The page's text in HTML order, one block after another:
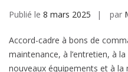
Publié le 8 mars 2025 par
Accord-cadre à bons de
maintenance, à l’entretien, à
nouveaux équipements et à la